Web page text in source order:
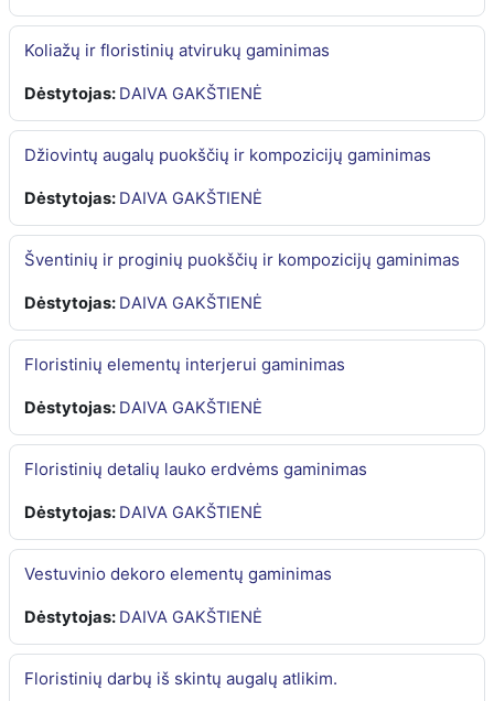
Koliažų ir floristinių atvirukų gaminimas
Dėstytojas: DAIVA GAKŠTIENĖ
Džiovintų augalų puokščių ir kompozicijų gaminimas
Dėstytojas: DAIVA GAKŠTIENĖ
Šventinių ir proginių puokščių ir kompozicijų gaminimas
Dėstytojas: DAIVA GAKŠTIENĖ
Floristinių elementų interjerui gaminimas
Dėstytojas: DAIVA GAKŠTIENĖ
Floristinių detalių lauko erdvėms gaminimas
Dėstytojas: DAIVA GAKŠTIENĖ
Vestuvinio dekoro elementų gaminimas
Dėstytojas: DAIVA GAKŠTIENĖ
Floristinių darbų iš skintų augalų atlikim.